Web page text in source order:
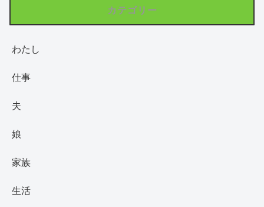
カテゴリー
わたし
仕事
夫
娘
家族
生活